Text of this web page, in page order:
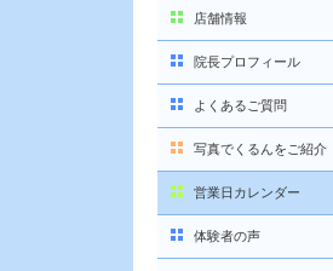
店舗情報
院長プロフィール
よくあるご質問
写真でくるんをご紹介
営業日カレンダー
体験者の声